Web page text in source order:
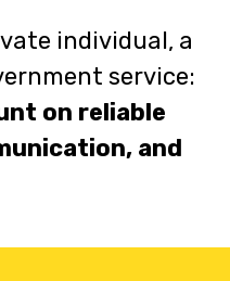
individual, a
service:
on reliable
and